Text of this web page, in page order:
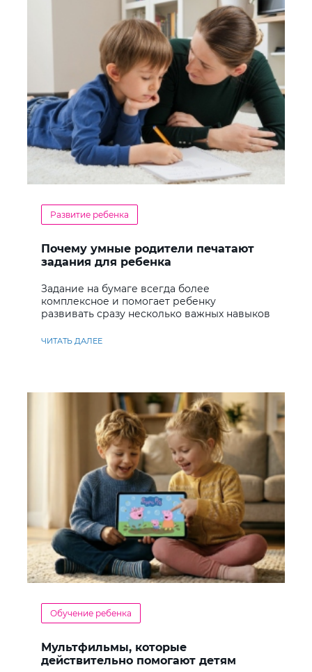
Развитие ребенка
Почему умные родители печатают
задания для ребенка
Задание на бумаге всегда более
комплексное и помогает ребенку
развивать сразу несколько важных навыков
ЧИТАТЬ ДАЛЕЕ
Обучение ребенка
Мультфильмы, которые
действительно помогают детям